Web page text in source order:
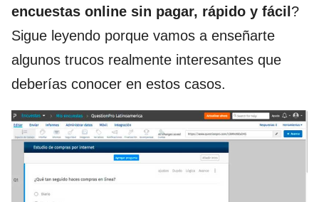
encuestas online sin pagar, rápido y fácil ?
Sigue leyendo porque vamos a enseñarte
algunos trucos realmente interesantes que
deberías conocer en estos casos.